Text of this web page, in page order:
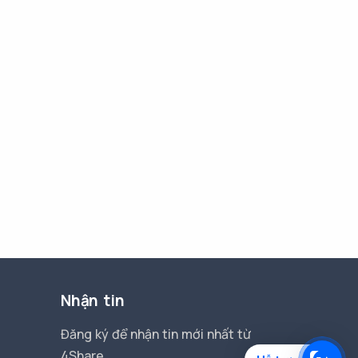
Nhận tin
Đăng ký để nhận tin mới nhất từ